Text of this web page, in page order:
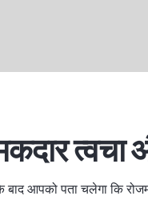
आपको पता चलेगा कि